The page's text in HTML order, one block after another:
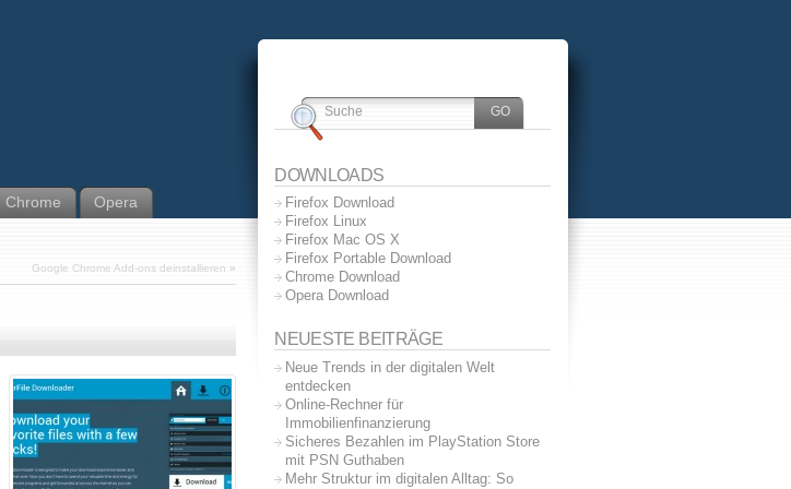
Chrome Opera
Google Chrome Add-ons deinstallieren »
DOWNLOADS
Firefox Download
Firefox Linux
Firefox Mac OS X
Firefox Portable Download
Chrome Download
Opera Download
NEUESTE BEITRÄGE
Neue Trends in der digitalen Welt
entdecken
Online-Rechner für
Immobilienfinanzierung
Sicheres Bezahlen im PlayStation Store
mit PSN Guthaben
Mehr Struktur im digitalen Alltag: So